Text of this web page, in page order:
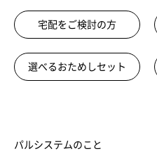
宅配をご検討の方
選べるおためしセット
パルシステムのこと